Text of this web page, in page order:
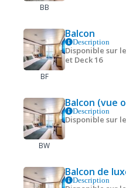
BB
BF
Balcon
Description
Disponible sur
et Deck 16
BW
Balcon (vue
Description
Disponible sur
Balcon de
Description